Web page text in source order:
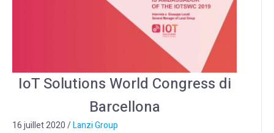
IoT Solutions World Congress di
Barcellona
16 juillet 2020/Lanzi Group